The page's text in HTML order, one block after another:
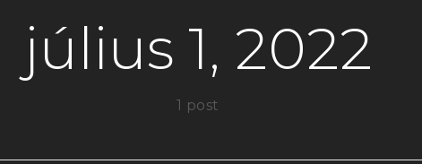
július 1, 2022
1 post